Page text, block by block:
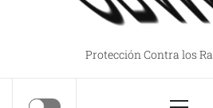
Protección Contra los